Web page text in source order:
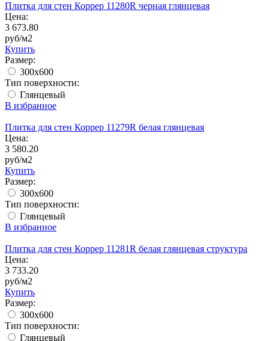
Плитка для стен Коррер 11280R черная глянцевая
Цена:
3 673.80
руб/м2
Купить
Размер:
300x600
Тип поверхности:
Глянцевый
В избранное
Плитка для стен Коррер 11279R белая глянцевая
Цена:
3 580.20
руб/м2
Купить
Размер:
300x600
Тип поверхности:
Глянцевый
В избранное
Плитка для стен Коррер 11281R белая глянцевая структура
Цена:
3 733.20
руб/м2
Купить
Размер:
300x600
Тип поверхности:
Глянцевый